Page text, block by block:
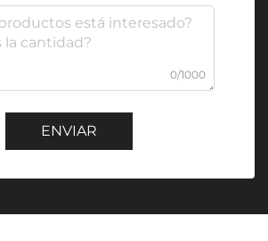
0/1000
ENVIAR